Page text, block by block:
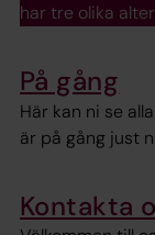
har tre olika
På gång
Här kan ni se
är på gång just
Kontakta